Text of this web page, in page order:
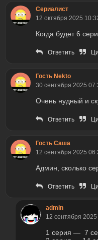
Сериалист
12 октября 2025
Когда будет 6
Ответить
Гость Nekto
30 сентября 2025
Очень нудный и
Ответить
Гость Саша
12 сентября 2025
Админ, сколько
Ответить
admin
12 сентября
1 серия — 7